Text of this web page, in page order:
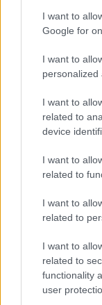
I want to
Google for
I want to
personalized
I want to
related to
device
I want to
related to
I want to
related to
I want to
related to
functionality
user